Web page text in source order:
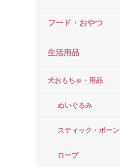
フード・おやつ
生活用品
犬おもちゃ・用品
ぬいぐるみ
スティック・ボーン
ロープ